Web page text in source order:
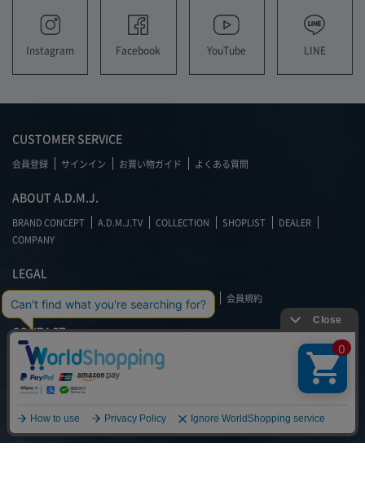
Instagram Facebook YouTube LINE
CUSTOMER SERVICE
会員登録 サインイン お買い物ガイド よくある質問
ABOUT A.D.M.J.
BRAND CONCEPT A.D.M.J.TV COLLECTION SHOPLIST
DEALER
COMPANY
LEGAL
特定商取引に関する表記 プライバシーポリシー 会員規約
CONTACT
03-3475-4046（平日 10:00～17:30)
SHIPPING INFO